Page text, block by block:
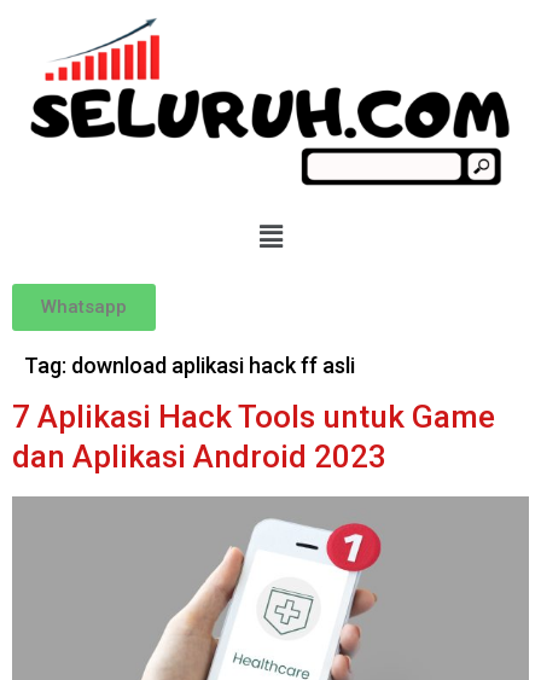
Whatsapp
Tag: download aplikasi hack ff asli
7 Aplikasi Hack Tools untuk Game
dan Aplikasi Android 2023